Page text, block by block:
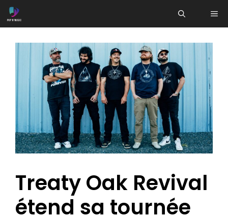
Aller
au
Treaty Oak Revival
étend sa tournée